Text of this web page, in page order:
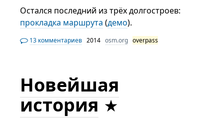
Остался последний из трёх долгостроев:
прокладка маршрута (демо).
13 комментариев 2014 osm.org overpass
Новейшая
история